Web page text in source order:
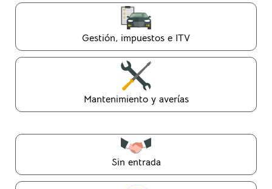
Gestión, impuestos e ITV
Mantenimiento y averías
Sin entrada